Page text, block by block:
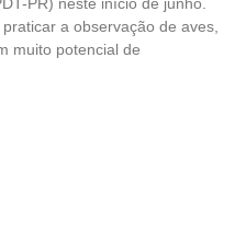
a observação de aves,
muito potencial de